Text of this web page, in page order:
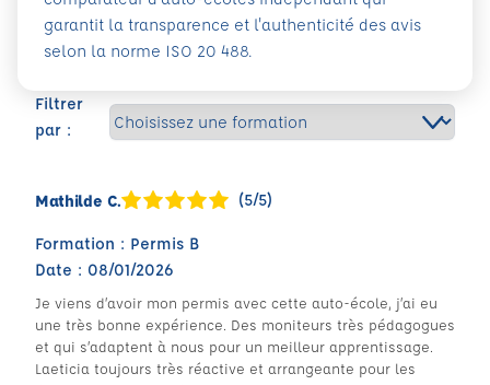
Filtrer
par :
Mathilde C. (5/5)
Formation : Permis B
Date : 08/01/2026
Je viens d’avoir mon permis avec cette auto-école, j’ai eu
une très bonne expérience. Des moniteurs très pédagogues
et qui s’adaptent à nous pour un meilleur apprentissage.
Laeticia toujours très réactive et arrangeante pour les
garantit la transparence et l'authenticité des avis
selon la norme ISO 20 488.